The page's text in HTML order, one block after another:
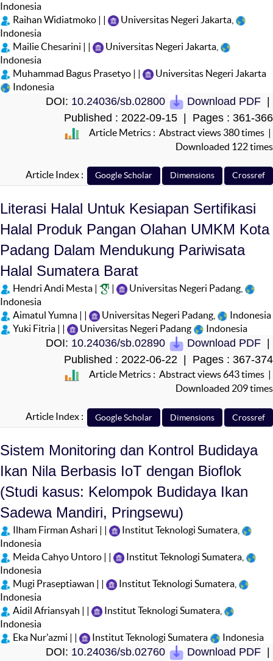
Indonesia
Raihan Widiatmoko | |
Universitas Negeri Jakarta,
Indonesia
Mailie Chesarini | |
Universitas Negeri Jakarta,
Indonesia
Muhammad Bagus Prasetyo | |
Universitas Negeri Jakarta
Indonesia
DOI: 10.24036/sb.02800 Download PDF |
Published : 2022-09-15 | Pages : 361-366
Article Metrics : Abstract views 380 times |
Downloaded 122 times
Article Index :
Literasi Halal Untuk Kesiapan Sertifikasi
Halal Produk Pangan Olahan UMKM Kota
Padang Dalam Mendukung Pariwisata
Halal Sumatera Barat
Hendri Andi Mesta | |
Universitas Negeri Padang,
Indonesia
Aimatul Yumna | |
Universitas Negeri Padang,
Indonesia
Yuki Fitria | |
Universitas Negeri Padang Indonesia
DOI: 10.24036/sb.02890 Download PDF
Published : 2022-06-22 | Pages : 367-374
Article Metrics : Abstract views 643 times |
Downloaded 209 times
Article Index :
Sistem Monitoring dan Kontrol Budidaya
Ikan Nila Berbasis IoT dengan Bioflok
(Studi kasus: Kelompok Budidaya Ikan
Sadewa Mandiri, Pringsewu)
Ilham Firman Ashari | |
Institut Teknologi Sumatera,
Indonesia
Meida Cahyo Untoro | |
Institut Teknologi Sumatera,
Indonesia
Mugi Praseptiawan | |
Institut Teknologi Sumatera,
Indonesia
Aidil Afriansyah | |
Institut Teknologi Sumatera,
Indonesia
Eka Nur'azmi | |
Institut Teknologi Sumatera Indonesia
DOI: 10.24036/sb.02760 Download PDF